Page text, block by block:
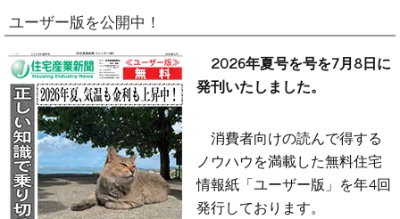
ユーザー版を公開中！
2026年夏号を号を7月8日に
発刊いたしました。
消費者向けの読んで得する
ノウハウを満載した無料住宅
情報紙「ユーザー版」を年4回
発行しております。